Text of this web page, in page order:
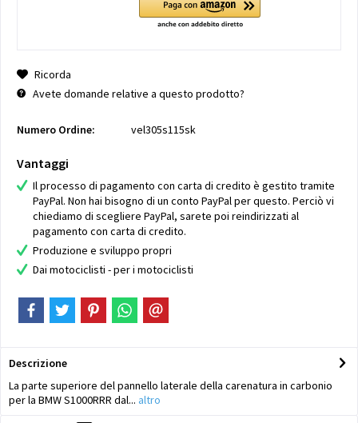
Ricorda
Avete domande relative a questo prodotto?
Numero Ordine: vel305s115sk
Vantaggi
Il processo di pagamento con carta di credito è gestito tramite
PayPal. Non hai bisogno di un conto PayPal per questo. Perciò vi
chiediamo di scegliere PayPal, sarete poi reindirizzati al
pagamento con carta di credito.
Produzione e sviluppo propri
Dai motociclisti - per i motociclisti
Descrizione
La parte superiore del pannello laterale della carenatura in carbonio
per la BMW S1000RRR dal... altro